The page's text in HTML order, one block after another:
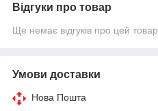
Відгуки про товар
Ще немає відгуків про цей товар
Умови доставки
Нова Пошта